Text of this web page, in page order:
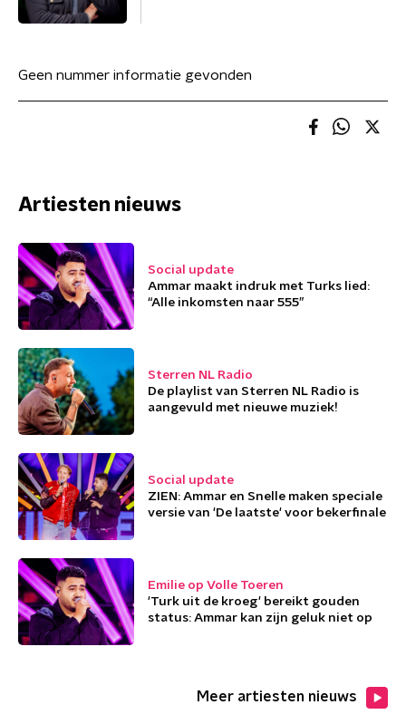
Geen nummer informatie gevonden
Artiesten nieuws
Social update
Ammar maakt indruk met Turks lied:
“Alle inkomsten naar 555”
Sterren NL Radio
De playlist van Sterren NL Radio is
aangevuld met nieuwe muziek!
Social update
ZIEN: Ammar en Snelle maken speciale
versie van 'De laatste' voor bekerfinale
Emilie op Volle Toeren
'Turk uit de kroeg' bereikt gouden
status: Ammar kan zijn geluk niet op
Meer artiesten nieuws